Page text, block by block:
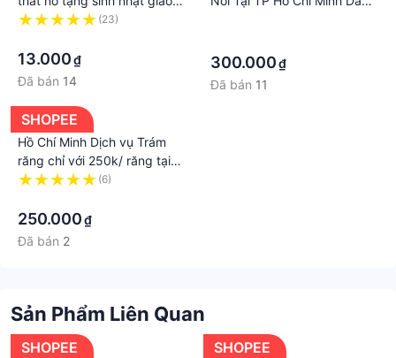
nowship nội thành tp hồ chí
(23)
13.000₫
Đã bán 14
300.000₫
Đã bán 11
SHOPEE
Hồ Chí Minh Dịch vụ Trám
răng chỉ với 250k/ răng tại
Nha Khoa Phước An .
(6)
250.000₫
Đã bán 2
Sản Phẩm Liên Quan
SHOPEE SHOPEE